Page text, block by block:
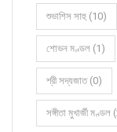
শুভাশিস সাহু (10)
শোভন মণ্ডল (1)
শ্রী সদ্যজাত (0)
সঙ্গীতা মুখার্জী মণ্ডল